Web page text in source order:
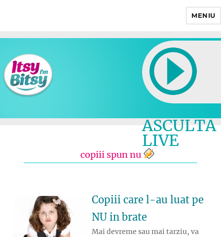
MENIU
ASCULTA
LIVE
copiii spun nu
Copiii care l-au luat pe
NU in brate
Mai devreme sau mai tarziu, va